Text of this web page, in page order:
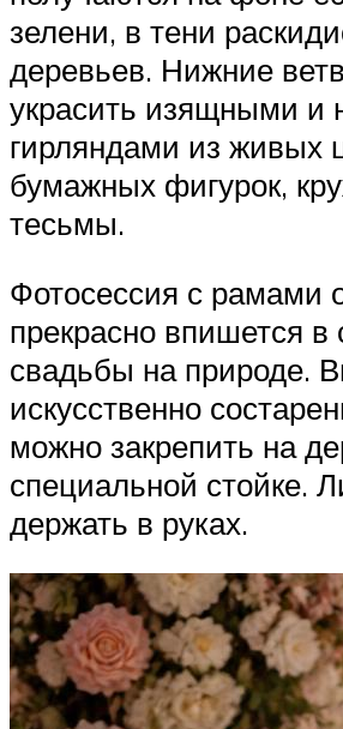
зелени, в тени
деревьев. Нижние
украсить изящными и
гирляндами из живых
бумажных фигурок,
тесьмы.
Фотосессия с рамами
прекрасно впишется в
свадьбы на природе.
искусственно
можно закрепить на
специальной стойке.
держать в руках.